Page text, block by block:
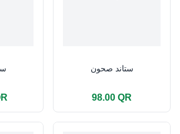
ستاند صحون
98.00 QR